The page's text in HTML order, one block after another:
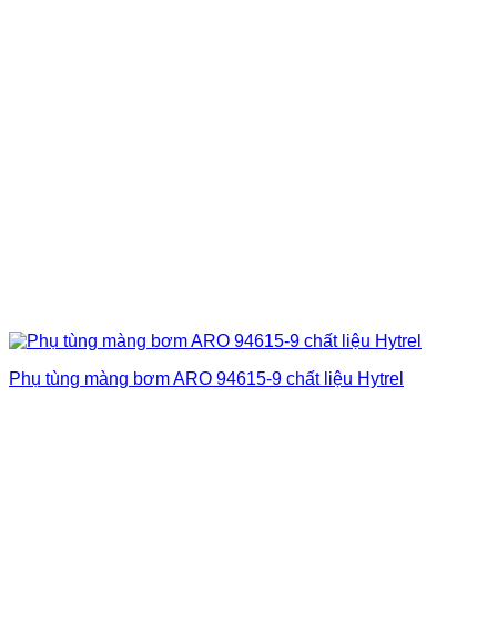
Phụ tùng màng bơm ARO 94615-9 chất liệu Hytrel